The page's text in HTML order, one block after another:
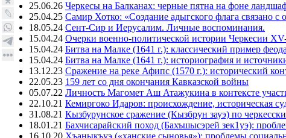
25.06.26 Черкесы на Балканах: черные пятна на фоне
25.04.25 Самир Хотко: «Создание адыгского флага связано с
18.05.24 Сент-Сир и Иерусалим. Личные воспоминания.
15.04.24 Очерки военно-политической истории Черкесии
15.04.24 Битва на Малке (1641 г.): классический пример
15.04.24 Битва на Малке (1641 г.): историография и
13.12.23 Сражение на реке Афипс (1570 г.): исторический
22.05.23 159 лет со дня окончания Кавказской войны
05.07.22 Личность Магомет Аш Атажукина в контексте
22.10.21 Кемиргоко Идаров: происхождение, историческая
31.08.21 Кызбурунское сражение (Кызбрун зауэ) по
18.01.21 Бахчисарайский поход (Бахъшысэрей зек1уэ):